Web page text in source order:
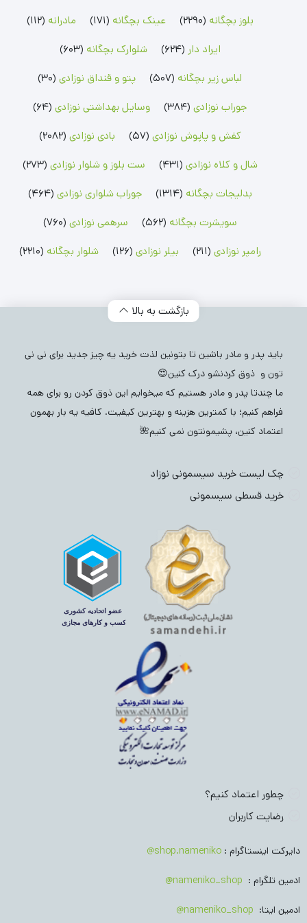
سرهمی پسرانه سرهمی دخترانه سرهمی لیندکس
شلوار پسرانه
سویشرت پسرانه سویشرت دخترانه
رامپر پسرانه
ست بلوز شلوار پسرانه ست بلوز شلوار دخترانه
جوراب پسرانه
بلوز بچگانه (2290) عینک بچگانه (171) مادرانه (112)
ایراد دار (624) شلوارک بچگانه (603)
لباس زیر بچگانه (507) پتو و قنداق نوزادی (30)
جوراب نوزادی (384) وسایل بهداشتی نوزادی (64)
کفش و پاپوش نوزادی (57) بادی نوزادی (2082)
شال و کلاه نوزادی (431) ست بلوز و شلوار نوزادی (273)
بدلیجات بچگانه (1314) جوراب شلواری نوزادی (464)
سویشرت بچگانه (562) سرهمی نوزادی (760)
رامپر نوزادی (211) بیلر نوزادی (126) شلوار بچگانه (2210)
بازگشت به بالا
باید پدر و مادر باشین تا بتونین لذت خرید یه چیز جدید برای نی نی
تون و ذوق کردنشو درک کنین😍
ما چندتا پدر و مادر هستیم که میخوایم این ذوق کردن رو برای همه
فراهم کنیم؛ با کمترین هزینه و بهترین کیفیت. کافیه یه بار بهمون
اعتماد کنین، پشیمونتون نمی کنیم🌺
چک لیست خرید سیسمونی نوزاد
خرید قسطی سیسمونی
چطور اعتماد کنیم؟
رضایت کاربران
دایرکت اینستاگرام : shop.nameniko@
ادمین تلگرام : nameniko_shop@
ادمین ایتا: nameniko_shop@